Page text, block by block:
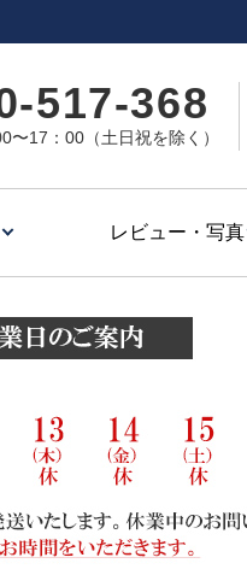
517-368
〜17：00（土日祝を除く）
レビュー・写真